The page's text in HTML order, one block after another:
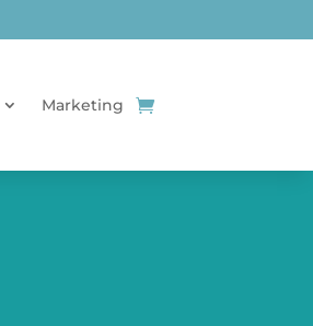
Marketing